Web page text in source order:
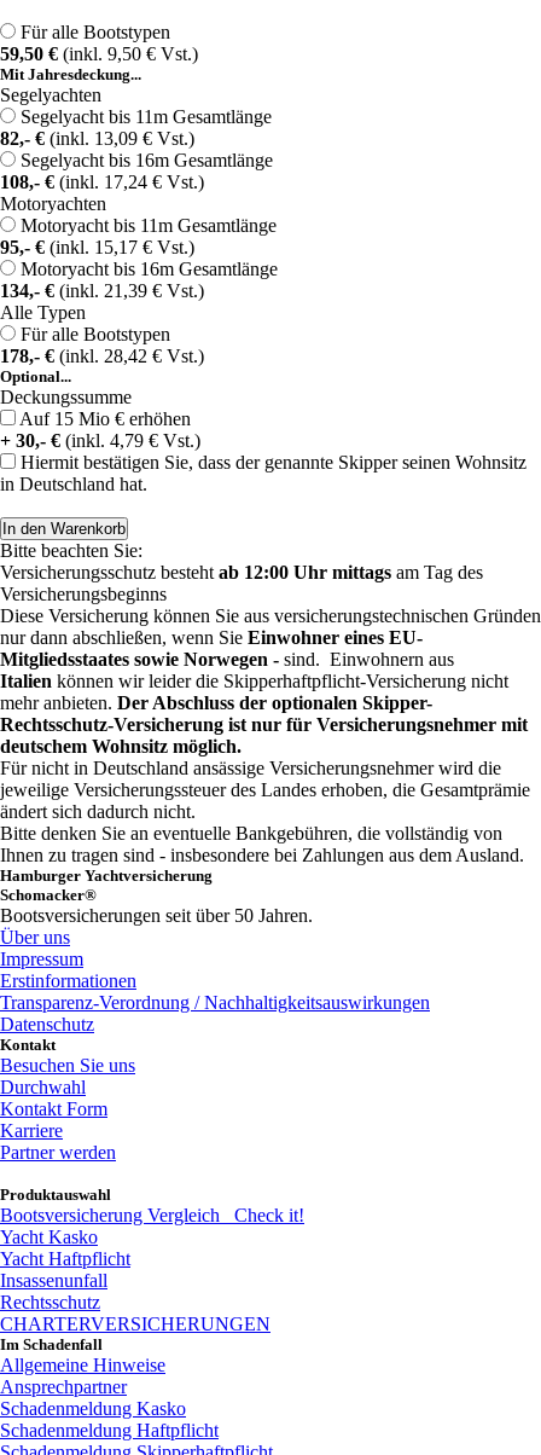
Für alle Bootstypen
59,50 € (inkl. 9,50 € Vst.)
Mit Jahresdeckung...
Segelyachten
Segelyacht bis 11m Gesamtlänge
82,- € (inkl. 13,09 € Vst.)
Segelyacht bis 16m Gesamtlänge
108,- € (inkl. 17,24 € Vst.)
Motoryachten
Motoryacht bis 11m Gesamtlänge
95,- € (inkl. 15,17 € Vst.)
Motoryacht bis 16m Gesamtlänge
134,- € (inkl. 21,39 € Vst.)
Alle Typen
Für alle Bootstypen
178,- € (inkl. 28,42 € Vst.)
Optional...
Deckungssumme
Auf 15 Mio € erhöhen
+ 30,- € (inkl. 4,79 € Vst.)
Hiermit bestätigen Sie, dass der genannte Skipper seinen Wohnsitz
in Deutschland hat.
Bitte beachten Sie:
Versicherungsschutz besteht ab 12:00 Uhr mittags am Tag des
Versicherungsbeginns
Diese Versicherung können Sie aus versicherungstechnischen Gründen
nur dann abschließen, wenn Sie Einwohner eines EU-
Mitgliedsstaates sowie Norwegen - sind. Einwohnern aus
Italien können wir leider die Skipperhaftpflicht-Versicherung nicht
mehr anbieten. Der Abschluss der optionalen Skipper-
Rechtsschutz-Versicherung ist nur für Versicherungsnehmer mit
deutschem Wohnsitz möglich.
Für nicht in Deutschland ansässige Versicherungsnehmer wird die
jeweilige Versicherungssteuer des Landes erhoben, die Gesamtprämie
ändert sich dadurch nicht.
Bitte denken Sie an eventuelle Bankgebühren, die vollständig von
Ihnen zu tragen sind - insbesondere bei Zahlungen aus dem Ausland.
Hamburger Yachtversicherung
Schomacker®
Bootsversicherungen seit über 50 Jahren.
Über uns
Impressum
Erstinformationen
Transparenz-Verordnung / Nachhaltigkeitsauswirkungen
Datenschutz
Kontakt
Besuchen Sie uns
Durchwahl
Kontakt Form
Karriere
Partner werden
Produktauswahl
Bootsversicherung Vergleich Check it!
Yacht Kasko
Yacht Haftpflicht
Insassenunfall
Rechtsschutz
CHARTERVERSICHERUNGEN
Im Schadenfall
Allgemeine Hinweise
Ansprechpartner
Schadenmeldung Kasko
Schadenmeldung Haftpflicht